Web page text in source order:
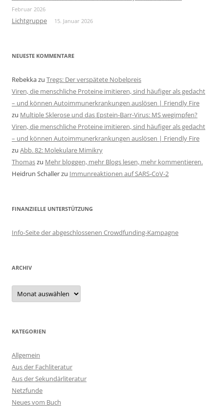
Februar 2026
Lichtgruppe 15. Januar 2026
NEUESTE KOMMENTARE
Rebekkazu Tregs: Der verspätete Nobelpreis
Viren, die menschliche Proteine imitieren, sind häufiger als gedacht
– und können Autoimmunerkrankungen auslösen | Friendly Fire
zu Multiple Sklerose und das Epstein-Barr-Virus: MS wegimpfen?
Viren, die menschliche Proteine imitieren, sind häufiger als gedacht
– und können Autoimmunerkrankungen auslösen | Friendly Fire
zu Abb. 82: Molekulare Mimikry
Thomaszu Mehr bloggen, mehr Blogs lesen, mehr kommentieren.
Heidrun Schallerzu Immunreaktionen auf SARS-CoV-2
FINANZIELLE UNTERSTÜTZUNG
Info-Seite der abgeschlossenen Crowdfunding-Kampagne
ARCHIV
Archiv
KATEGORIEN
Allgemein
Aus der Fachliteratur
Aus der Sekundärliteratur
Netzfunde
Neues vom Buch